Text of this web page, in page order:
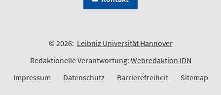
© 2026: Leibniz Universität Hannover
Redaktionelle Verantwortung: Webredaktion IDN
Impressum
Datenschutz Barrierefreiheit Sitemap